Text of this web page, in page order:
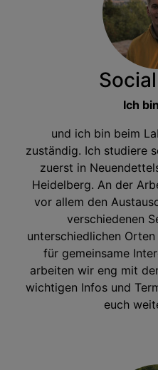
Ich
und ich bin beim
zuständig. Ich studiere
zuerst in
Heidelberg. An der
vor allem den
verschiedenen
unterschiedlichen
für gemeinsame
arbeiten wir eng mit
wichtigen Infos und
euch